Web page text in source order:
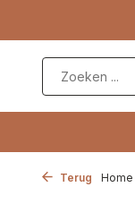
Terug Home